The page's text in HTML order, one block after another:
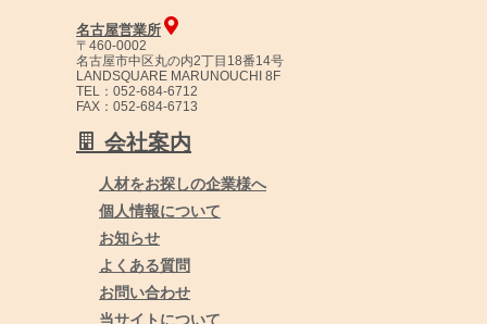
名古屋営業所
〒460-0002
名古屋市中区丸の内2丁目18番14号
LANDSQUARE MARUNOUCHI 8F
TEL：052-684-6712
FAX：052-684-6713
会社案内
人材をお探しの企業様へ
個人情報について
お知らせ
よくある質問
お問い合わせ
当サイトについて